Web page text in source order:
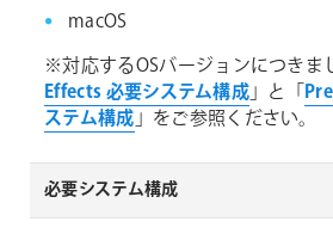
macOS
※対応するOSバージョンにつきま
Effects 必要システム構成」と「
ステム構成 」をご参照ください。
必要システム構成